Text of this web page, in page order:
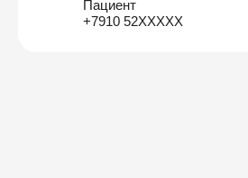
Пациент
+7910 52XXXXX